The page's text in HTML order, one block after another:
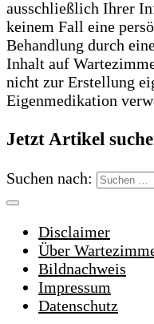
ausschließlich Ihrer
keinem Fall eine
Behandlung durch
Inhalt auf
nicht zur Erstellung
Eigenmedikation
Jetzt Artikel
Suchen nach:
Disclaimer
Über
Bildnachweis
Impressum
Datenschutz